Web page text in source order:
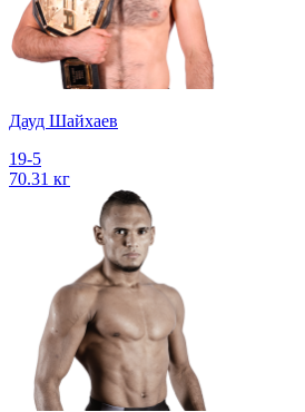
Дауд Шайхаев
19-5
70.31 кг